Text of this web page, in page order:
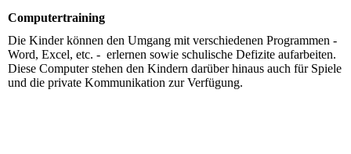
Computertraining
Die Kinder können den Umgang mit verschiedenen Programmen -
Word, Excel, etc. - erlernen sowie schulische Defizite aufarbeiten.
Diese Computer stehen den Kindern darüber hinaus auch für Spiele
und die private Kommunikation zur Verfügung.